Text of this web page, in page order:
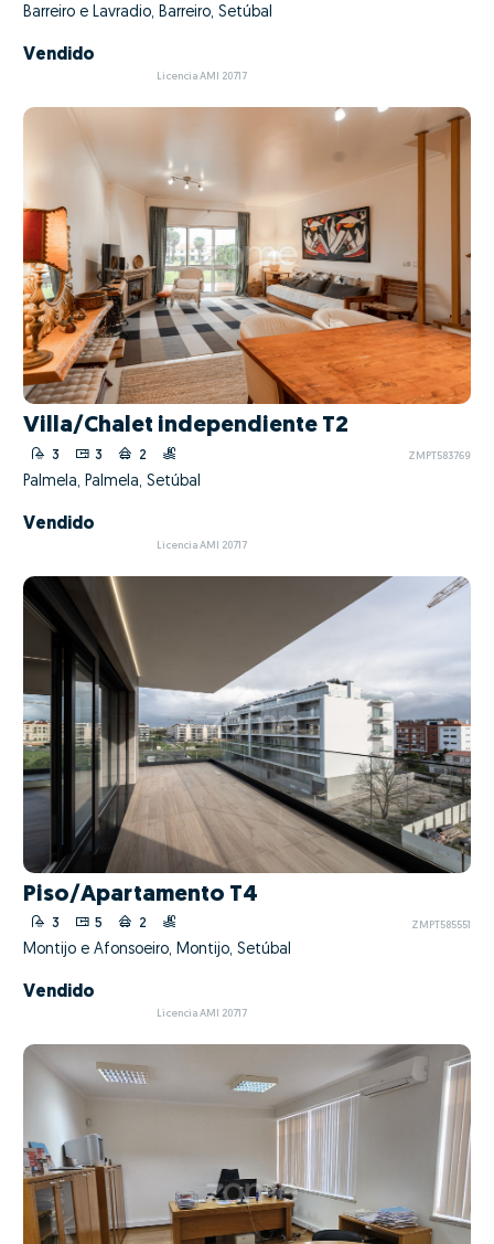
Barreiro e Lavradio, Barreiro, Setúbal
Vendido
Licencia AMI 20717
Villa/Chalet independiente T2
3 3 2 ZMPT583769
Palmela, Palmela, Setúbal
Vendido
Licencia AMI 20717
Piso/Apartamento T4
3 5 2 ZMPT585551
Montijo e Afonsoeiro, Montijo, Setúbal
Vendido
Licencia AMI 20717